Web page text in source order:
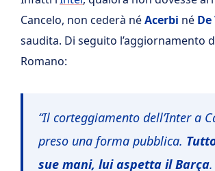
Cancelo, non cederà néAcerbi né
saudita. Di seguito l’aggiornamento
Romano:
“Il corteggiamento dell’Inter a
preso una forma pubblica.
sue mani, lui aspetta il Barça